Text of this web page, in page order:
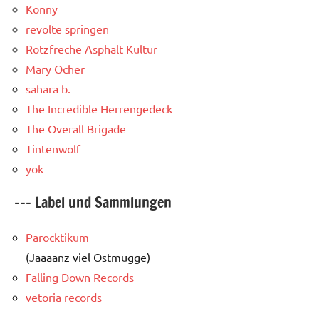
Konny
revolte springen
Rotzfreche Asphalt Kultur
Mary Ocher
sahara b.
The Incredible Herrengedeck
The Overall Brigade
Tintenwolf
yok
--- Label und Sammlungen
Parocktikum
(Jaaaanz viel Ostmugge)
Falling Down Records
vetoria records